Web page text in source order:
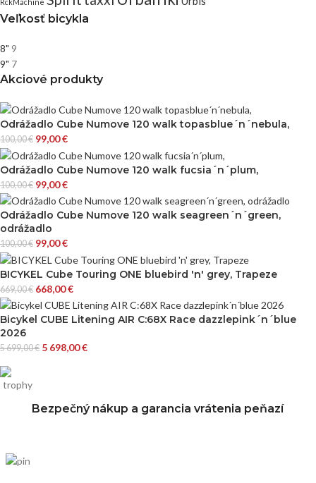
Veľkosť bicykla
8" 9
9" 7
Akciové produkty
Odrážadlo Cube Numove 120 walk topasblue´n´nebula,
100,00€ 99,00€
Odrážadlo Cube Numove 120 walk fucsia´n´plum,
100,00€ 99,00€
Odrážadlo Cube Numove 120 walk seagreen´n´green,
odrážadlo
100,00€ 99,00€
BICYKEL Cube Touring ONE bluebird 'n' grey, Trapeze
669,00€ 668,00€
Bicykel CUBE Litening AIR C:68X Race dazzlepink´n´blue
2026
5 699,00€ 5 698,00€
Bezpečný nákup a garancia vrátenia peňazí